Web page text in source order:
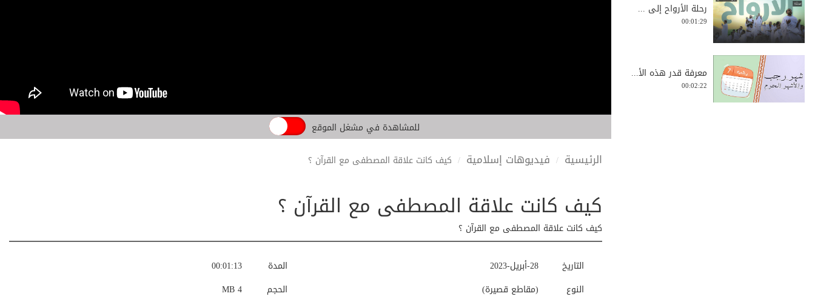
للمشاهدة في مشغل الموقع
الرئيسية فيديوهات إسلامية كيف كانت علاقة المصطفى مع القرآن ؟
كيف كانت علاقة المصطفى مع القرآن ؟
كيف كانت علاقة المصطفى مع القرآن ؟
00:01:13
المدة
4 MB
الحجم
28-أبريل-2023
التاريخ
(مقاطع قصيرة)
النوع
رحلة الأرواح إلى ...
00:01:29
معرفة قدر هذه الأ...
00:02:22